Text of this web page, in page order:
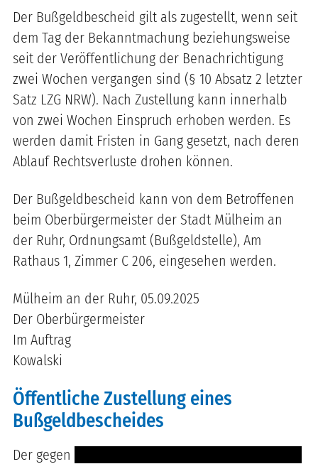
Der Bußgeldbescheid gilt als zugestellt, wenn seit
dem Tag der Bekanntmachung beziehungsweise
seit der Veröffentlichung der Benachrichtigung
zwei Wochen vergangen sind (§ 10 Absatz 2 letzter
Satz LZG NRW). Nach Zustellung kann innerhalb
von zwei Wochen Einspruch erhoben werden. Es
werden damit Fristen in Gang gesetzt, nach deren
Ablauf Rechtsverluste drohen können.
Der Bußgeldbescheid kann von dem Betroffenen
beim Oberbürgermeister der Stadt Mülheim an
der Ruhr, Ordnungsamt (Bußgeldstelle), Am
Rathaus 1, Zimmer C 206, eingesehen werden.
Mülheim an der Ruhr, 05.09.2025
Der Oberbürgermeister
Im Auftrag
Kowalski
Öffentliche Zustellung eines
Bußgeldbescheides
Der gegen